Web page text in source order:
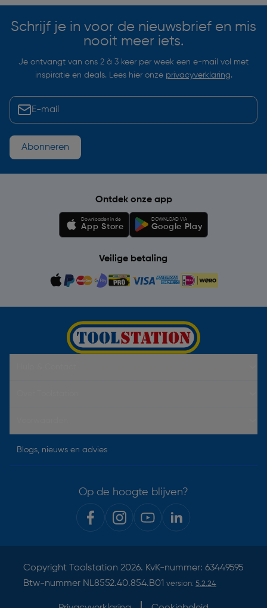
Schrijf je in voor de nieuwsbrief en mis
nooit meer iets.
Je ontvangt van ons 2 à 3 keer per week een e-mail vol met
inspiratie en deals. Lees hier onze privacyverklaring.
Abonneren
Ontdek onze app
Downloaden in de
App Store
DOWNLOAD VIA
Google Play
Veilige betaling
Blogs, nieuws en advies
Op de hoogte blijven?
Copyright Toolstation 2026. KvK-nummer: 63449595
Btw-nummer NL8552.40.854.B01 version: 5.2.24